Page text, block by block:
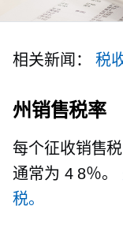
相关新闻：税
州销售税率
每个征收销售
通常为 4 8％。
税。